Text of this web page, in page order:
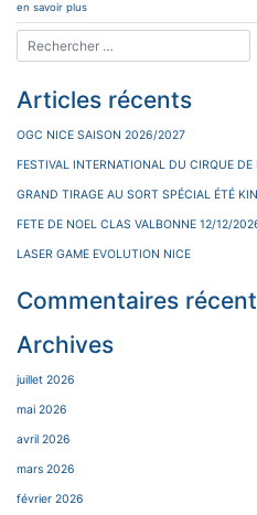
en savoir plus
Articles récents
OGC NICE SAISON 2026/2027
FESTIVAL INTERNATIONAL DU CIRQUE
GRAND TIRAGE AU SORT SPÉCIAL ÉTÉ
FETE DE NOEL CLAS VALBONNE 12/12/
LASER GAME EVOLUTION NICE
Commentaires
Archives
juillet 2026
mai 2026
avril 2026
mars 2026
février 2026